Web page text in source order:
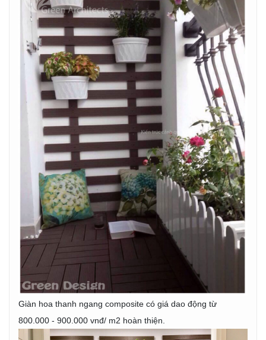
Giàn hoa thanh ngang composite có giá dao động từ
800.000 - 900.000 vnđ/ m2 hoàn thiện.